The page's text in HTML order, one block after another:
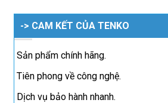
-> CAM KẾT CỦA TENKO
Sản phẩm chính hãng.
Tiên phong về công nghệ.
Dịch vụ bảo hành nhanh.